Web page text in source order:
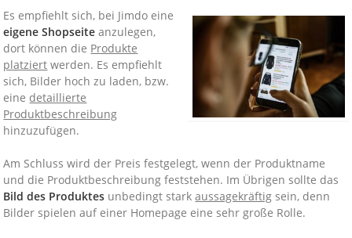
Es empfiehlt sich, bei Jimdo eine
eigene Shopseite anzulegen,
dort können die Produkte
platziert werden. Es empfiehlt
sich, Bilder hoch zu laden, bzw.
eine detaillierte
Produktbeschreibung
hinzuzufügen.
Am Schluss wird der Preis festgelegt, wenn der Produktname
und die Produktbeschreibung feststehen. Im Übrigen sollte das
Bild des Produktes unbedingt starkaussagekräftig sein, denn
Bilder spielen auf einer Homepage eine sehr große Rolle.